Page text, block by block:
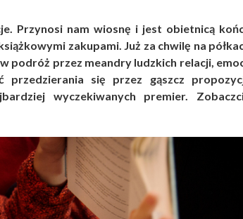
Przynosi nam wiosnę i jest obietnicą
zakupami. Już za chwilę na
podróż przez meandry ludzkich relacji,
się przez gąszcz
wyczekiwanych premier.